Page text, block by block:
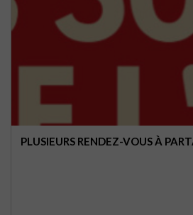
PLUSIEURS RENDEZ-VOUS À